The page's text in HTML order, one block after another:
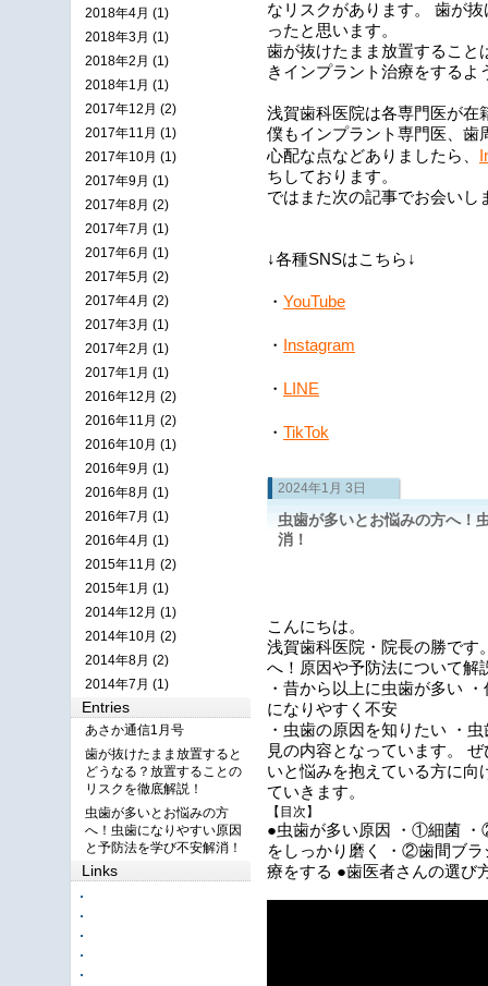
なリスクがあります。 歯が
ったと思います。
歯が抜けたまま放置すること
きインプラント治療をするよ
浅賀歯科医院は各専門医が在
僕もインプラント専門医、歯
心配な点などありましたら、
ちしております。
ではまた次の記事でお会いし
↓各種SNSはこちら↓
・ YouTube
・ Instagram
・ LINE
・ TikTok
2024年1月 3日
虫歯が多いとお悩みの方へ！
消！
こ んにちは。
浅賀歯科医院・院長の勝です
へ！原因や予防法について解
・昔から以上に虫歯が多い
になりやすく不安
・虫歯の原因を知りたい ・
見の内容となっています。
いと悩みを抱えている方に向
ていきます。
【目次】
●虫歯が多い原因 ・①細菌
をしっかり磨く ・②歯間ブ
療をする ●歯医者さんの選び
2018年4月 (1)
2018年3月 (1)
2018年2月 (1)
2018年1月 (1)
2017年12月 (2)
2017年11月 (1)
2017年10月 (1)
2017年9月 (1)
2017年8月 (2)
2017年7月 (1)
2017年6月 (1)
2017年5月 (2)
2017年4月 (2)
2017年3月 (1)
2017年2月 (1)
2017年1月 (1)
2016年12月 (2)
2016年11月 (2)
2016年10月 (1)
2016年9月 (1)
2016年8月 (1)
2016年7月 (1)
2016年4月 (1)
2015年11月 (2)
2015年1月 (1)
2014年12月 (1)
2014年10月 (2)
2014年8月 (2)
2014年7月 (1)
Entries
あさか通信1月号
歯が抜けたまま放置すると
どうなる？放置することの
リスクを徹底解説！
虫歯が多いとお悩みの方
へ！虫歯になりやすい原因
と予防法を学び不安解消！
Links